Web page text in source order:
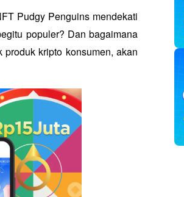
Pudgy Penguins mendekati
populer? Dan bagaimana
kripto konsumen, akan